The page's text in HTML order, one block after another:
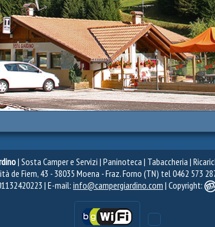
| Sosta Camper e Servizi | Paninoteca | Tabaccheria |
de Fiem, 43 - 38035 Moena - Fraz. Forno (TN) tel 0462 573
| E-mail:info@campergiardino.com | Copyright: